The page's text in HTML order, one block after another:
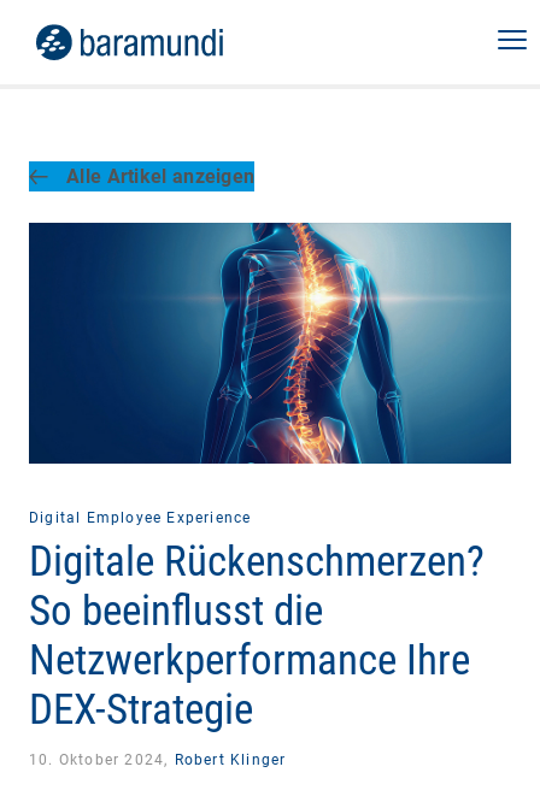
Alle Artikel anzeigen
Digital Employee Experience
Digitale Rückenschmerzen?
So beeinflusst die
Netzwerkperformance Ihre
DEX-Strategie
10. Oktober 2024, Robert Klinger